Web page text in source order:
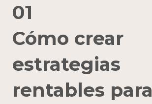
01
Cómo crear
estrategias
rentables para